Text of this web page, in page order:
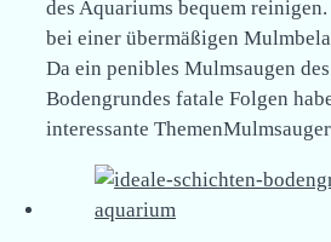
des Aquariums bequem
bei einer übermäßigen
Da ein penibles Mulmsaugen
Bodengrundes fatale Folgen
interessante